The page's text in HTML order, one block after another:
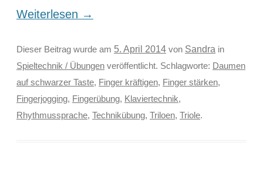
Weiterlesen →
Dieser Beitrag wurde am 5. April 2014von Sandra in
Spieltechnik / Übungenveröffentlicht. Schlagworte: Daumen
auf schwarzer Taste, Finger kräftigen, Finger stärken,
Fingerjogging, Fingerübung, Klaviertechnik,
Rhythmussprache, Technikübung, Triloen, Triole.